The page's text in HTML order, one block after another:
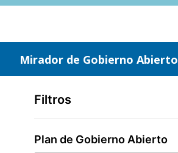
Saltar
Mirador de Gobierno Abierto
Filtros
Plan de Gobierno Abierto